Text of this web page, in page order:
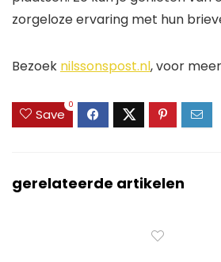
zorgeloze ervaring met hun
Bezoek nilssonspost.nl, voor
Save
0
gerelateerde artikelen